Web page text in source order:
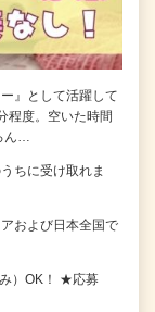
』として活躍して
程度。空いた時間
ん…
ちに受け取れま
および日本全国で
）OK！ ★応募